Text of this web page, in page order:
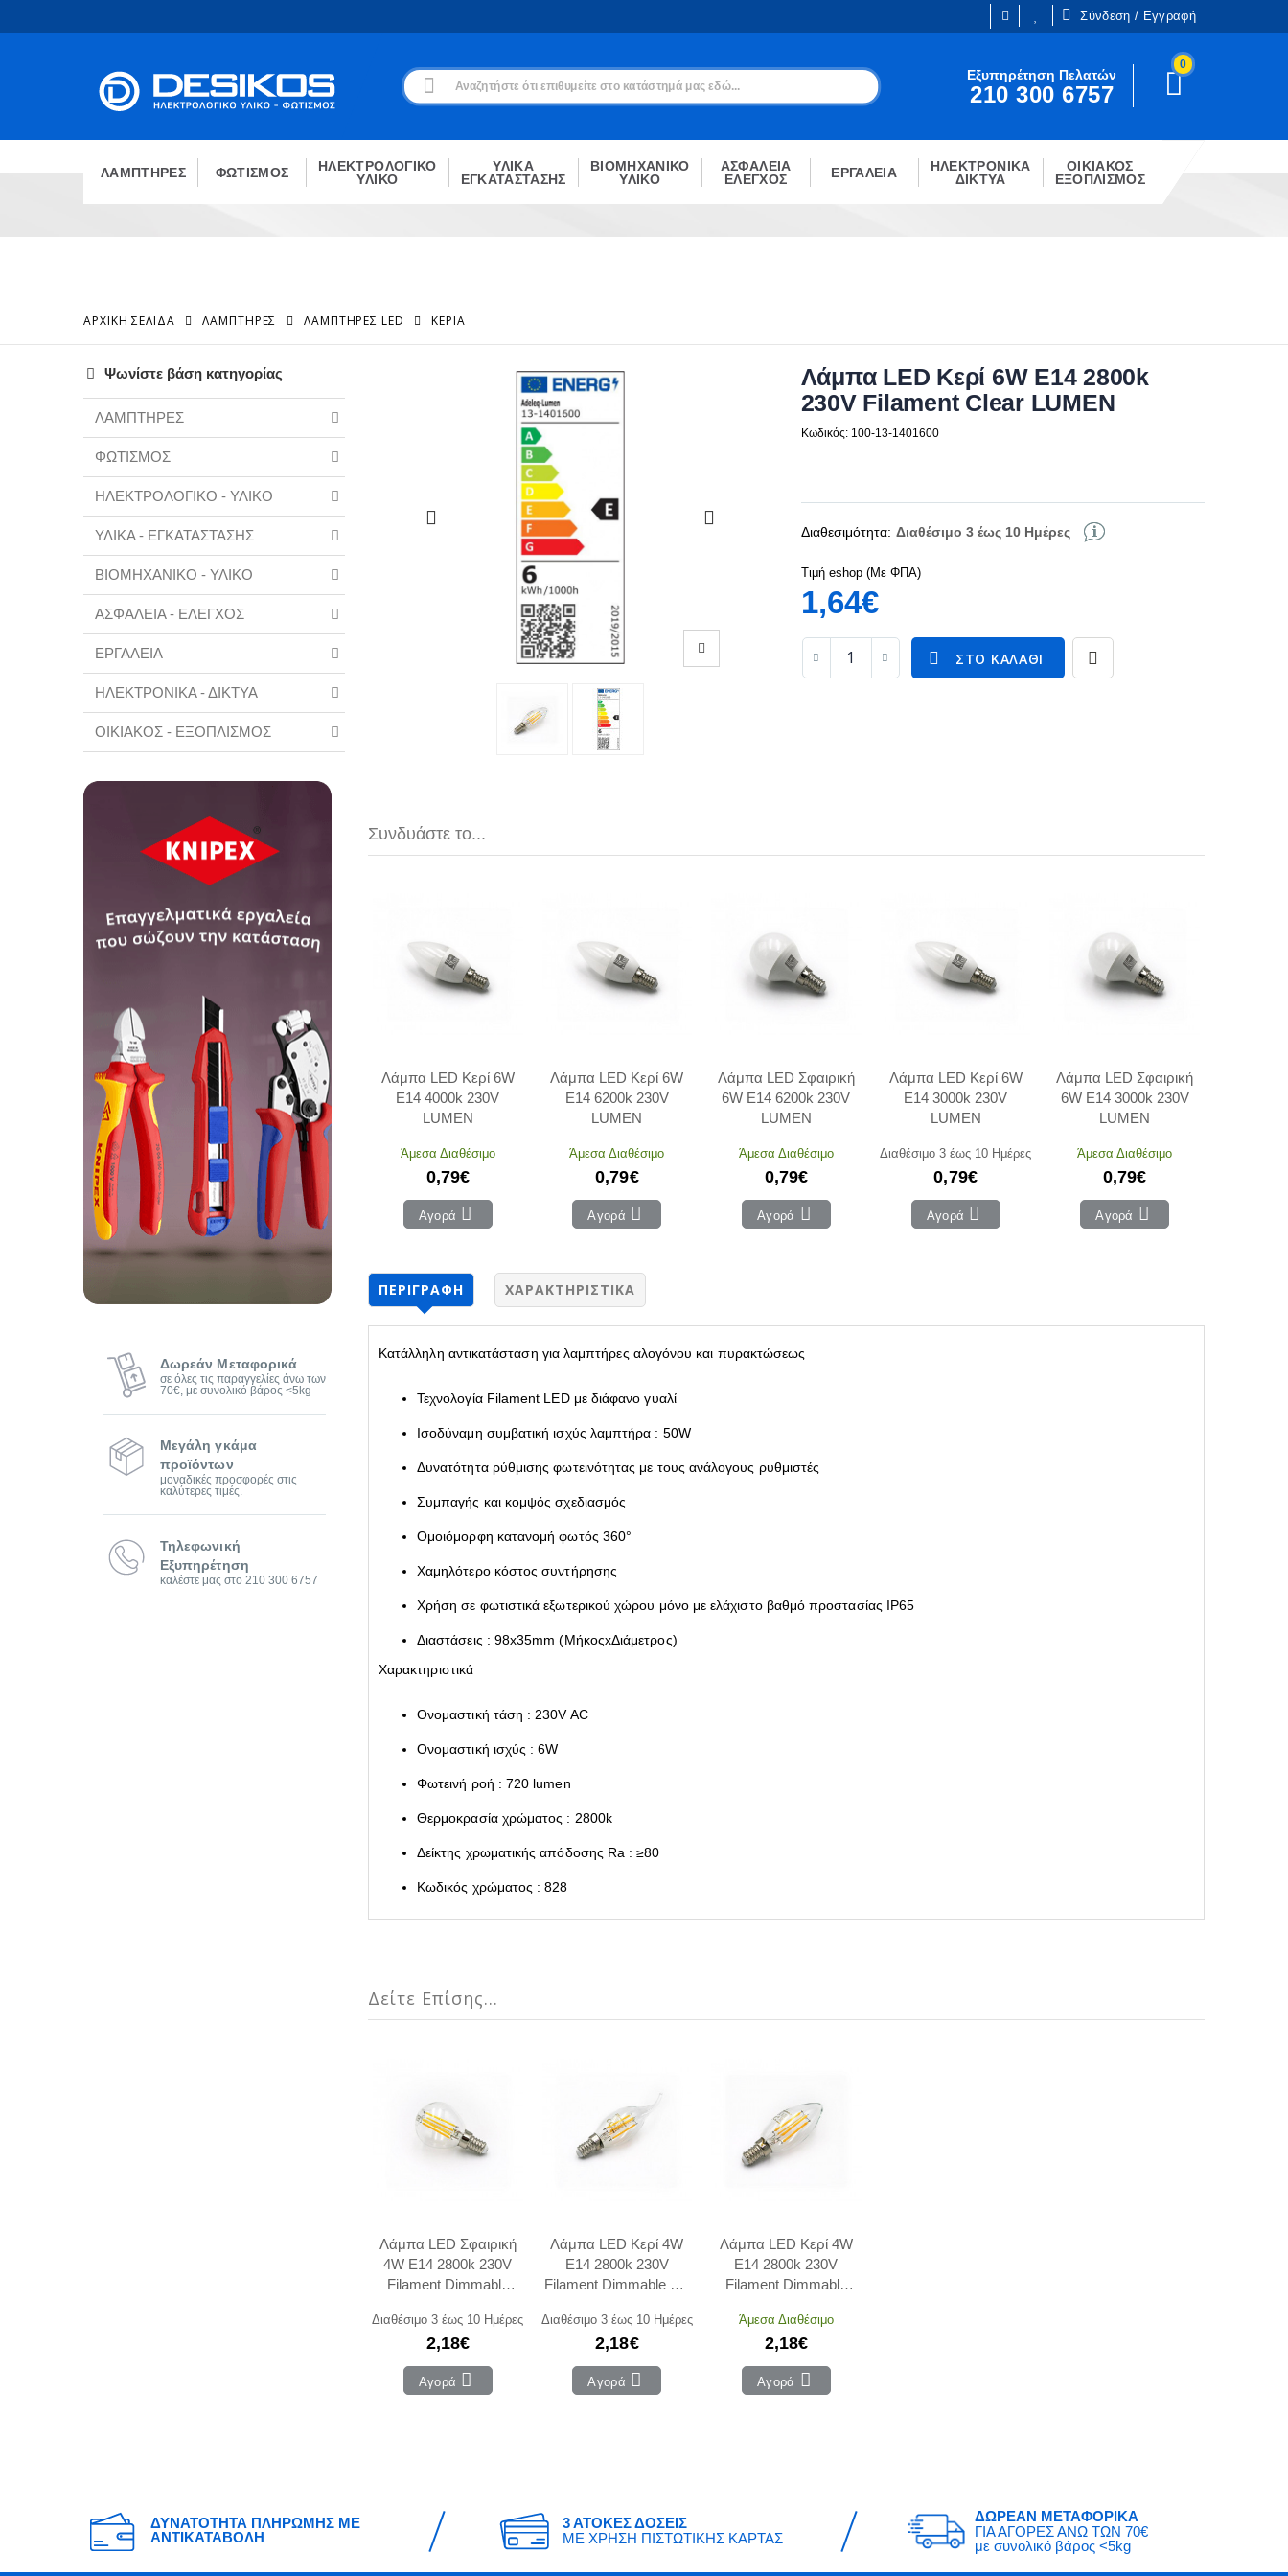
Σύνδεση / Εγγραφή
Εγγραφή
Δεν είσαι μέλος;
ΕΓΓΡΑΦΉ
Είμαι ήδη πελάτης
ΣΎΝΔΕΣΗ
Εξυπηρέτηση Πελατών
210 300 6757
0
ΛΑΜΠΤΗΡΕΣ ΦΩΤΙΣΜΟΣ
ΗΛΕΚΤΡΟΛΟΓΙΚΟ
ΥΛΙΚΟ
ΥΛΙΚΑ
ΕΓΚΑΤΑΣΤΑΣΗΣ
ΒΙΟΜΗΧΑΝΙΚΟ
ΥΛΙΚΟ
ΑΣΦΑΛΕΙΑ
ΕΛΕΓΧΟΣ
ΕΡΓΑΛΕΙΑ
ΗΛΕΚΤΡΟΝΙΚΑ
ΔΙΚΤΥΑ
ΟΙΚΙΑΚΟΣ
ΕΞΟΠΛΙΣΜΟΣ
ΑΡΧΙΚΉ ΣΕΛΊΔΑ ΛΑΜΠΤΗΡΕΣ ΛΑΜΠΤΉΡΕΣ LED ΚΕΡΙΆ
Ψωνίστε βάση κατηγορίας
ΛΑΜΠΤΗΡΕΣ
ΦΩΤΙΣΜΟΣ
ΗΛΕΚΤΡΟΛΟΓΙΚΟ - ΥΛΙΚΟ
ΥΛΙΚΑ - ΕΓΚΑΤΑΣΤΑΣΗΣ
ΒΙΟΜΗΧΑΝΙΚΟ - ΥΛΙΚΟ
ΑΣΦΑΛΕΙΑ - ΕΛΕΓΧΟΣ
ΕΡΓΑΛΕΙΑ
ΗΛΕΚΤΡΟΝΙΚΑ - ΔΙΚΤΥΑ
ΟΙΚΙΑΚΟΣ - ΕΞΟΠΛΙΣΜΟΣ
Δωρεάν Μεταφορικά
σε όλες τις παραγγελίες άνω των
70€, με συνολικό βάρος <5kg
Μεγάλη γκάμα
προϊόντων
μοναδικές προσφορές στις
καλύτερες τιμές.
Τηλεφωνική
Εξυπηρέτηση
καλέστε μας στο 210 300 6757
Λάμπα LED Κερί 6W E14 2800k
230V Filament Clear LUMEN
Κωδικός: 100-13-1401600
Διαθεσιμότητα: Διαθέσιμο 3 έως 10 Ημέρες
Τιμή eshop (Με ΦΠΑ)
1,64€
ΣΤΟ ΚΑΛΆΘΙ
Συνδυάστε το...
Λάμπα LED Κερί 6W
E14 4000k 230V
LUMEN
Άμεσα Διαθέσιμο
0,79€
Αγορά
Λάμπα LED Κερί 6W
E14 6200k 230V
LUMEN
Άμεσα Διαθέσιμο
0,79€
Αγορά
Λάμπα LED Σφαιρική
6W E14 6200k 230V
LUMEN
Άμεσα Διαθέσιμο
0,79€
Αγορά
Λάμπα LED Κερί 6W
E14 3000k 230V
LUMEN
Διαθέσιμο 3 έως 10 Ημέρες
0,79€
Αγορά
Λάμπα LED Σφαιρική
6W E14 3000k 230V
LUMEN
Άμεσα Διαθέσιμο
0,79€
Αγορά
ΠΕΡΙΓΡΑΦΉ ΧΑΡΑΚΤΗΡΙΣΤΙΚΆ
Κατάλληλη αντικατάσταση για λαμπτήρες αλογόνου και πυρακτώσεως
Τεχνολογία Filament LED με διάφανο γυαλί
Ισοδύναμη συμβατική ισχύς λαμπτήρα : 50W
Δυνατότητα ρύθμισης φωτεινότητας με τους ανάλογους ρυθμιστές
Συμπαγής και κομψός σχεδιασμός
Ομοιόμορφη κατανομή φωτός 360°
Χαμηλότερο κόστος συντήρησης
Χρήση σε φωτιστικά εξωτερικού χώρου μόνο με ελάχιστο βαθμό προστασίας IP65
Διαστάσεις : 98x35mm (ΜήκοςxΔιάμετρος)
Χαρακτηριστικά
Ονομαστική τάση : 230V AC
Ονομαστική ισχύς : 6W
Φωτεινή ροή : 720 lumen
Θερμοκρασία χρώματος : 2800k
Δείκτης χρωματικής απόδοσης Ra : ≥80
Κωδικός χρώματος : 828
Δείτε Επίσης...
Λάμπα LED Σφαιρική
4W E14 2800k 230V
Filament Dimmable
Διαθέσιμο 3 έως 10 Ημέρες
2,18€
Αγορά
Λάμπα LED Κερί 4W
E14 2800k 230V
Filament Dimmable Με
Διαθέσιμο 3 έως 10 Ημέρες
2,18€
Αγορά
Λάμπα LED Κερί 4W
E14 2800k 230V
Filament Dimmable
Άμεσα Διαθέσιμο
2,18€
Αγορά
ΔΥΝΑΤΟΤΗΤΑ ΠΛΗΡΩΜΗΣ ΜΕ
ΑΝΤΙΚΑΤΑΒΟΛΗ
3 ΑΤΟΚΕΣ ΔΟΣΕΙΣ
ΜΕ ΧΡΗΣΗ ΠΙΣΤΩΤΙΚΗΣ ΚΑΡΤΑΣ
ΔΩΡΕΑΝ ΜΕΤΑΦΟΡΙΚΑ
ΓΙΑ ΑΓΟΡΕΣ ΑΝΩ ΤΩΝ 70€
με συνολικό βάρος <5kg